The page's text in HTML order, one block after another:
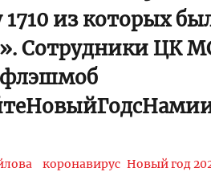
из которых
Сотрудники ЦК
коронавирус Новый год